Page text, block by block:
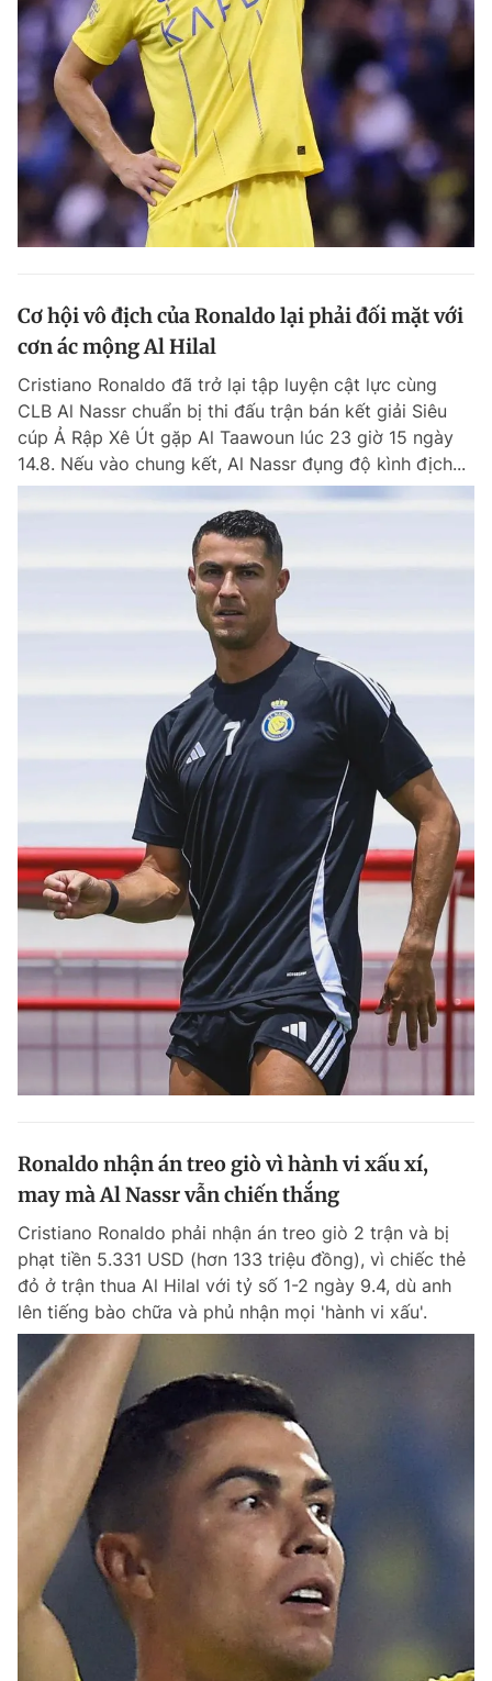
Cơ hội vô địch của Ronaldo lại phải đối mặt với
cơn ác mộng Al Hilal
Cristiano Ronaldo đã trở lại tập luyện cật lực cùng
CLB Al Nassr chuẩn bị thi đấu trận bán kết giải Siêu
cúp Ả Rập Xê Út gặp Al Taawoun lúc 23 giờ 15 ngày
14.8. Nếu vào chung kết, Al Nassr đụng độ kình địch...
Ronaldo nhận án treo giò vì hành vi xấu xí,
may mà Al Nassr vẫn chiến thắng
Cristiano Ronaldo phải nhận án treo giò 2 trận và bị
phạt tiền 5.331 USD (hơn 133 triệu đồng), vì chiếc thẻ
đỏ ở trận thua Al Hilal với tỷ số 1-2 ngày 9.4, dù anh
lên tiếng bào chữa và phủ nhận mọi 'hành vi xấu'.